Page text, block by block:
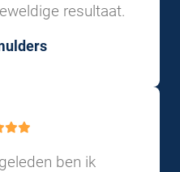
resultaat.
ben ik